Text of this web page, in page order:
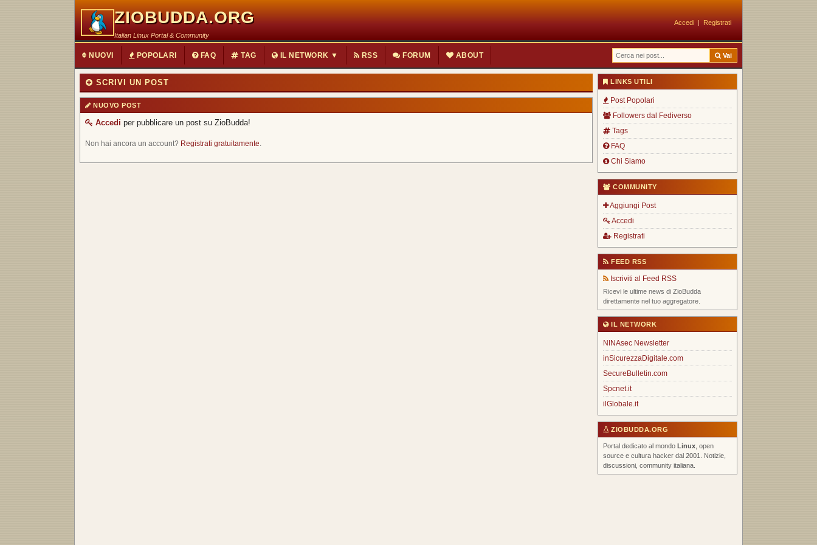
ZIOBUDDA.ORG
Italian Linux Portal & Community
Accedi | Registrati
NUOVI POPOLARI FAQ TAG IL NETWORK ▼ RSS FORUM ABOUT Vai
SCRIVI UN POST
NUOVO POST
Accedi per pubblicare un post su ZioBudda!
Non hai ancora un account? Registrati gratuitamente.
LINKS UTILI
Post Popolari
Followers dal Fediverso
Tags
FAQ
Chi Siamo
COMMUNITY
Aggiungi Post
Accedi
Registrati
FEED RSS
Iscriviti al Feed RSS
Ricevi le ultime news di ZioBudda
direttamente nel tuo aggregatore.
IL NETWORK
NINAsec Newsletter
inSicurezzaDigitale.com
SecureBulletin.com
Spcnet.it
ilGlobale.it
ZIOBUDDA.ORG
Portal dedicato al mondo Linux , open
source e cultura hacker dal 2001. Notizie,
discussioni, community italiana.